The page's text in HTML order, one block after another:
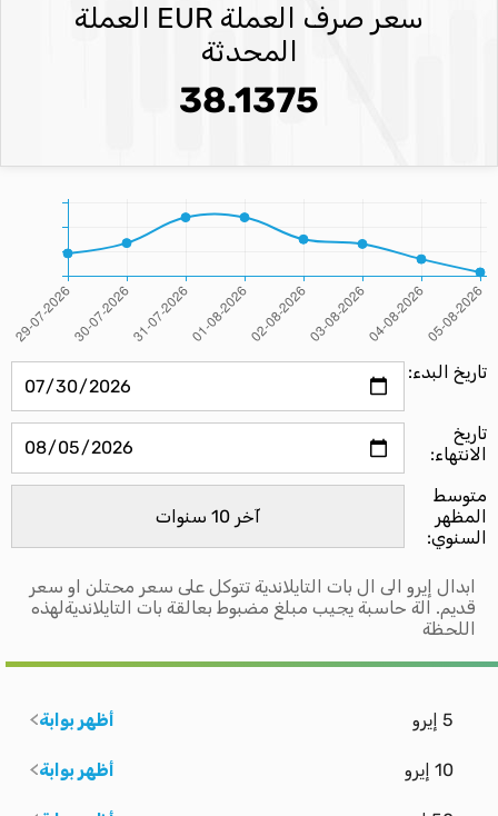
سعر صرف العملة EUR العملة
المحدثة
38.1375
تاريخ البدء:
تاريخ
الانتهاء:
متوسط ​​
المظهر
السنوي:
ابدال إيرو الى ال بات التايلاندية تتوكل على سعر محتلن او سعر
قديم. الة حاسبة يجيب مبلغ مضبوط بعالقة بات التايلانديةلهذه
اللحظة
5 إيرو أظهر بوابة
10 إيرو أظهر بوابة